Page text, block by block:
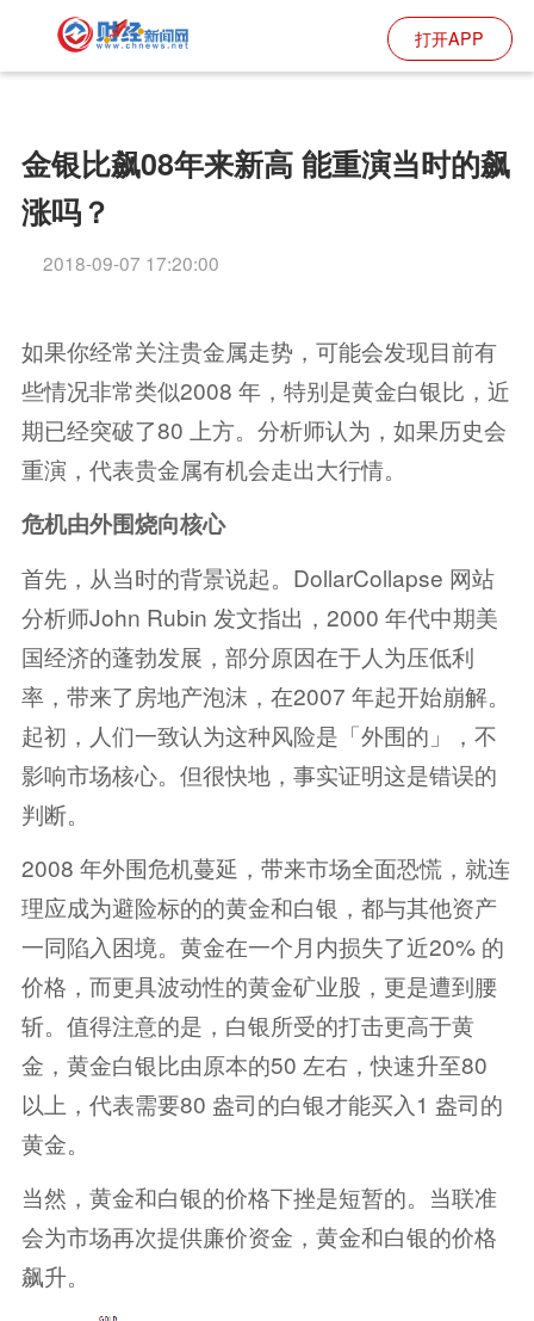
打开APP
金银比飙08年来新高 能重演当时的飙
涨吗？
2018-09-07 17:20:00
如果你经常关注贵金属走势，可能会发现目前有
些情况非常类似2008 年，特别是黄金白银比，近
期已经突破了80 上方。分析师认为，如果历史会
重演，代表贵金属有机会走出大行情。
危机由外围烧向核心
首先，从当时的背景说起。DollarCollapse 网站
分析师John Rubin 发文指出，2000 年代中期美
国经济的蓬勃发展，部分原因在于人为压低利
率，带来了房地产泡沫，在2007 年起开始崩解。
起初，人们一致认为这种风险是「外围的」，不
影响市场核心。但很快地，事实证明这是错误的
判断。
2008 年外围危机蔓延，带来市场全面恐慌，就连
理应成为避险标的的黄金和白银，都与其他资产
一同陷入困境。黄金在一个月内损失了近20% 的
价格，而更具波动性的黄金矿业股，更是遭到腰
斩。值得注意的是，白银所受的打击更高于黄
金，黄金白银比由原本的50 左右，快速升至80
以上，代表需要80 盎司的白银才能买入1 盎司的
黄金。
当然，黄金和白银的价格下挫是短暂的。当联准
会为市场再次提供廉价资金，黄金和白银的价格
飙升。